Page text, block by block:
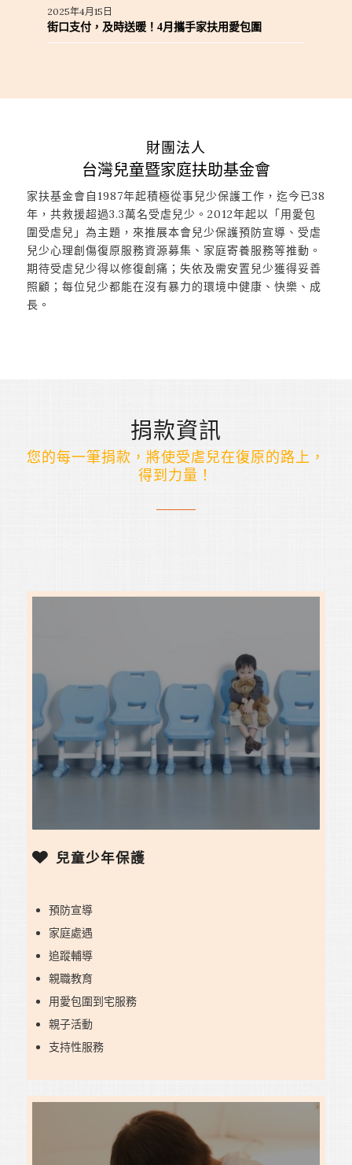
2025年4月15日
街口支付，及時送暖！4月攜手家扶用愛包圍
財團法人
台灣兒童暨家庭扶助基金會
家扶基金會自1987年起積極從事兒少保護工作，迄今已38
年，共救援超過3.3萬名受虐兒少。2012年起以「用愛包
圍受虐兒」為主題，來推展本會兒少保護預防宣導、受虐
兒少心理創傷復原服務資源募集、家庭寄養服務等推動。
期待受虐兒少得以修復創痛；失依及需安置兒少獲得妥善
照顧；每位兒少都能在沒有暴力的環境中健康、快樂、成
長。
捐款資訊
您的每一筆捐款，將使受虐兒在復原的路上，
得到力量！
兒童少年保護
預防宣導
家庭處遇
追蹤輔導
親職教育
用愛包圍到宅服務
親子活動
支持性服務